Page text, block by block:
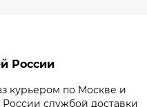
России
курьером по Москве и
службой доставки